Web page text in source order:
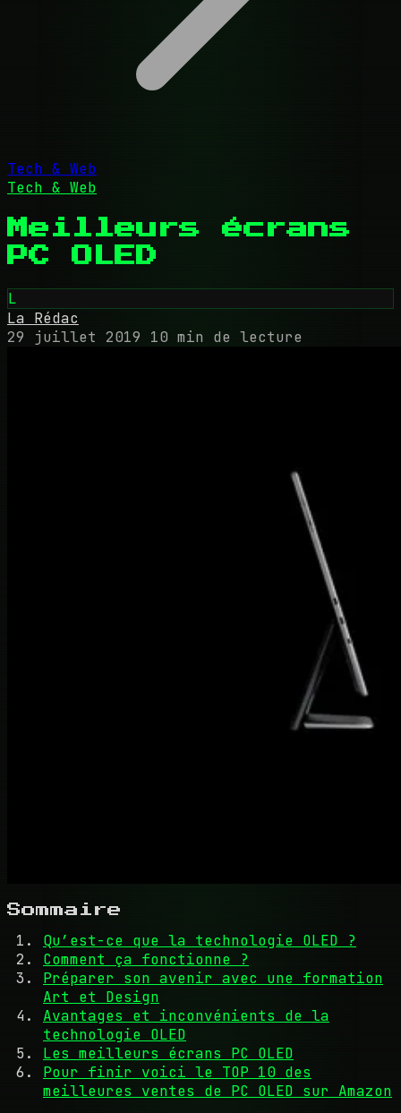
Tech & Web
Tech & Web
Meilleurs écrans
PC OLED
L
La Rédac
29 juillet 2019
10 min de lecture
Sommaire
Qu’est-ce que la technologie OLED ?
Comment ça fonctionne ?
Préparer son avenir avec une formation
Art et Design
Avantages et inconvénients de la
technologie OLED
Les meilleurs écrans PC OLED
Pour finir voici le TOP 10 des
meilleures ventes de PC OLED sur Amazon